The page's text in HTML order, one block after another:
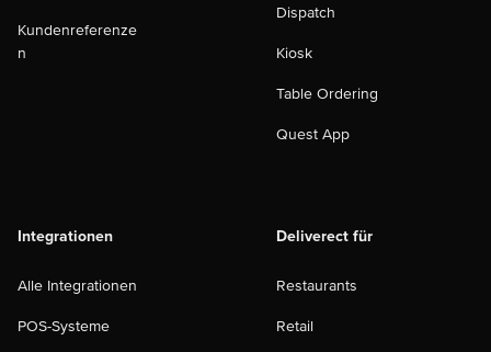
Kundenreferenze
n
Dispatch
Kiosk
Table Ordering
Quest App
Integrationen
Alle Integrationen
POS-Systeme
Deliverect für
Restaurants
Retail